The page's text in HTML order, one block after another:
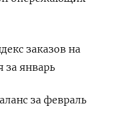
заказов на
январь
за февраль